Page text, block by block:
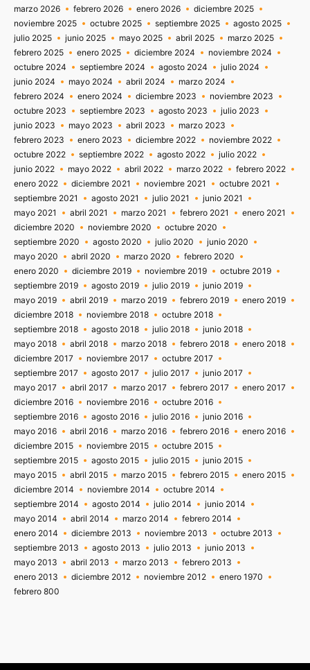
marzo 2026
febrero 2026 enero 2026
diciembre 2025
noviembre 2025
octubre 2025 septiembre 2025
agosto 2025
julio 2025
junio 2025 mayo 2025 abril 2025
marzo 2025
febrero 2025
enero 2025 diciembre 2024
noviembre 2024
octubre 2024
septiembre 2024 agosto 2024
julio 2024
junio 2024
mayo 2024 abril 2024
marzo 2024
febrero 2024
enero 2024 diciembre 2023
noviembre 2023
octubre 2023
septiembre 2023 agosto 2023
julio 2023
junio 2023
mayo 2023 abril 2023
marzo 2023
febrero 2023
enero 2023 diciembre 2022
noviembre 2022
octubre 2022
septiembre 2022 agosto 2022
julio 2022
junio 2022
mayo 2022 abril 2022 marzo 2022
febrero 2022
enero 2022
diciembre 2021 noviembre 2021
octubre 2021
septiembre 2021
agosto 2021 julio 2021
junio 2021
mayo 2021
abril 2021 marzo 2021 febrero 2021
enero 2021
diciembre 2020
noviembre 2020
octubre 2020
septiembre 2020
agosto 2020 julio 2020
junio 2020
mayo 2020
abril 2020 marzo 2020
febrero 2020
enero 2020
diciembre 2019 noviembre 2019
octubre 2019
septiembre 2019
agosto 2019 julio 2019
junio 2019
mayo 2019
abril 2019 marzo 2019 febrero 2019
enero 2019
diciembre 2018
noviembre 2018
octubre 2018
septiembre 2018
agosto 2018 julio 2018
junio 2018
mayo 2018
abril 2018 marzo 2018 febrero 2018
enero 2018
diciembre 2017
noviembre 2017
octubre 2017
septiembre 2017
agosto 2017 julio 2017
junio 2017
mayo 2017
abril 2017 marzo 2017 febrero 2017
enero 2017
diciembre 2016
noviembre 2016
octubre 2016
septiembre 2016
agosto 2016 julio 2016
junio 2016
mayo 2016
abril 2016 marzo 2016 febrero 2016
enero 2016
diciembre 2015
noviembre 2015
octubre 2015
septiembre 2015
agosto 2015 julio 2015
junio 2015
mayo 2015
abril 2015 marzo 2015 febrero 2015
enero 2015
diciembre 2014
noviembre 2014
octubre 2014
septiembre 2014
agosto 2014 julio 2014
junio 2014
mayo 2014
abril 2014 marzo 2014
febrero 2014
enero 2014
diciembre 2013 noviembre 2013
octubre 2013
septiembre 2013
agosto 2013 julio 2013
junio 2013
mayo 2013
abril 2013 marzo 2013
febrero 2013
enero 2013
diciembre 2012 noviembre 2012
enero 1970
febrero 800